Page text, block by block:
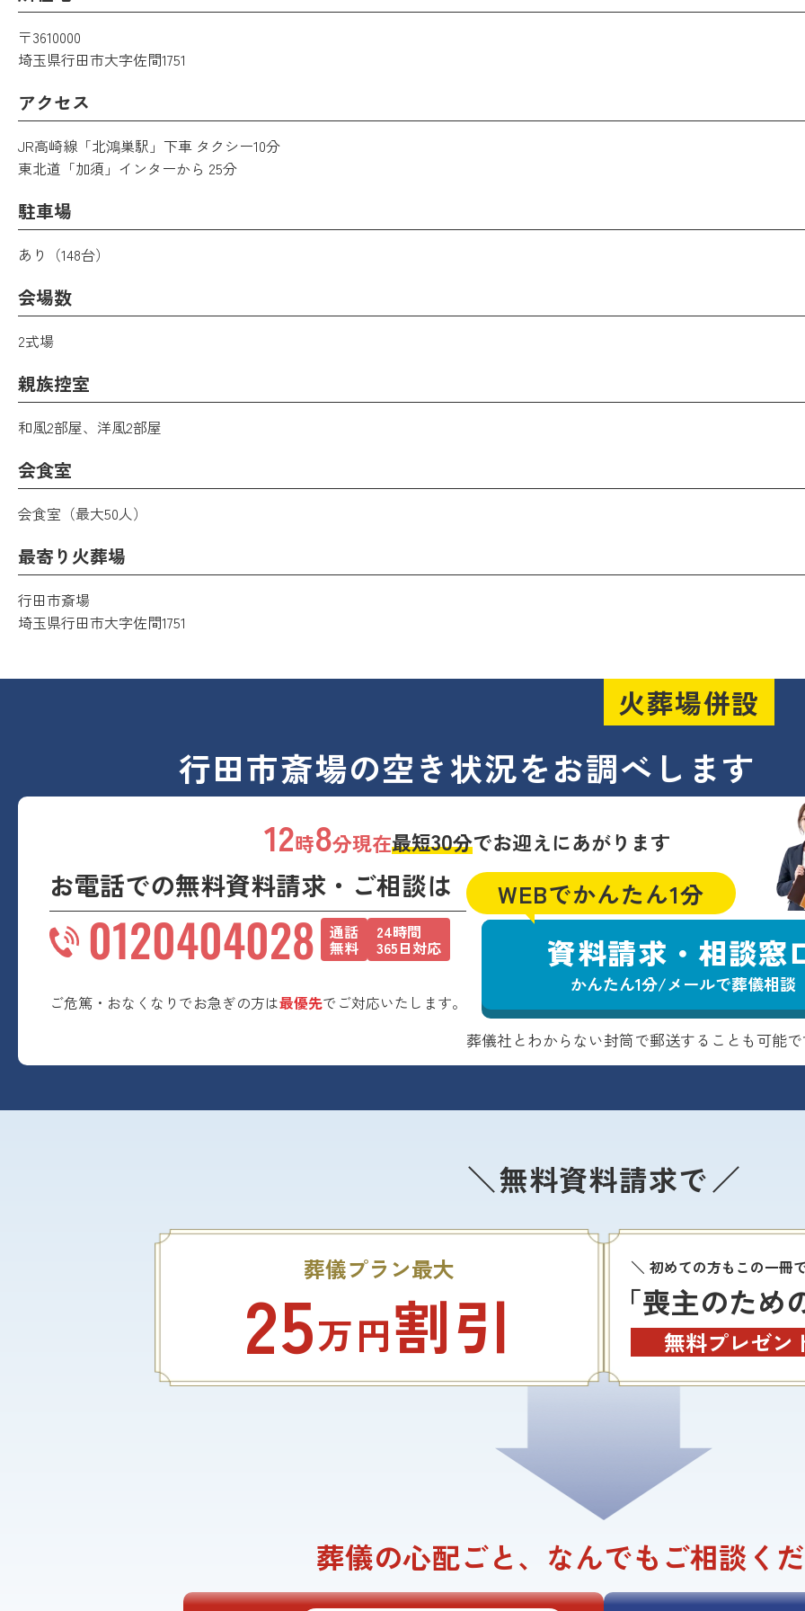
〒3610000
埼玉県行田市大字佐間1751
アクセス
JR高崎線「北鴻巣駅」下車 タクシー10分
東北道「加須」インターから 25分
駐車場
あり（148台）
会場数
2式場
親族控室
和風2部屋、洋風2部屋
会食室
会食室（最大50人）
最寄り火葬場
行田市斎場
埼玉県行田市大字佐間1751
火葬場併設
行田市斎場の空き状況をお調べします
12時8分現在最短30分でお迎えにあがります
お電話での無料資料請求・ご相談は
0120404028 通話
無料
24時間
365日対応
ご危篤・おなくなりでお急ぎの方は最優先でご対応いたします。
WEBでかんたん1分
資料請求・相談窓
かんたん1分/メールで葬儀相談
葬儀社とわからない封筒で郵送することも可能
無料資料請求で
葬儀プラン最大
25万円割引
初めての方もこの一冊
「喪主のため
無料プレゼン
葬儀の心配ごと、 なんでもご相談く